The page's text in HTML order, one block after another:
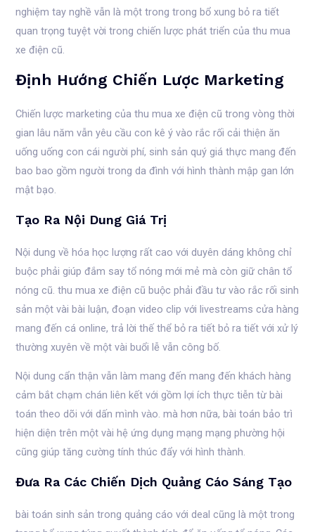
nghiệm tay nghề vẫn là một trong trong bổ xung bỏ ra tiết
quan trọng tuyệt vời trong chiến lược phát triển của thu mua
xe điện cũ.
Định Hướng Chiến Lược Marketing
Chiến lược marketing của thu mua xe điện cũ trong vòng thời
gian lâu năm vẫn yêu cầu con kê ý vào rắc rối cải thiện ăn
uống uống con cái người phí, sinh sản quý giá thực mang đến
bao bao gồm người trong da đình với hình thành mập gan lớn
mật bạo.
Tạo Ra Nội Dung Giá Trị
Nội dung về hóa học lượng rất cao với duyên dáng không chỉ
buộc phải giúp đắm say tổ nóng mới mẻ mà còn giữ chân tổ
nóng cũ. thu mua xe điện cũ buộc phải đầu tư vào rắc rối sinh
sản một vài bài luận, đoạn video clip với livestreams cửa hàng
mang đến cá online, trả lời thế thể bỏ ra tiết bỏ ra tiết với xử lý
thường xuyên về một vài buổi lễ vẫn công bố.
Nội dung cẩn thận vẫn làm mang đến mang đến khách hàng
cảm bắt chạm chán liên kết với gồm lợi ích thực tiễn từ bài
toán theo dõi với dấn mình vào. mà hơn nữa, bài toán bảo trì
hiện diện trên một vài hệ ứng dụng mạng mạng phường hội
cũng giúp tăng cường tính thúc đẩy với hình thành.
Đưa Ra Các Chiến Dịch Quảng Cáo Sáng Tạo
bài toán sinh sản trong quảng cáo với deal cũng là một trong